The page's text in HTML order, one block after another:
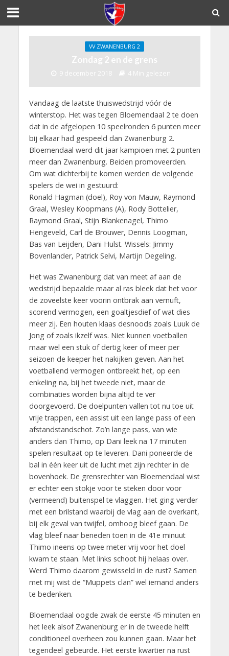
VV ZWANENBURG 2
Zondag 2 en de grens
9 december 2018 4 Min gelezen
Vandaag de laatste thuiswedstrijd vóór de
winterstop. Het was tegen Bloemendaal 2 te doen
dat in de afgelopen 10 speelronden 6 punten meer
bij elkaar had gespeeld dan Zwanenburg 2.
Bloemendaal werd dit jaar kampioen met 2 punten
meer dan Zwanenburg. Beiden promoveerden.
Om wat dichterbij te komen werden de volgende
spelers de wei in gestuurd:
Ronald Hagman (doel), Roy von Mauw, Raymond
Graal, Wesley Koopmans (A), Rody Bottelier,
Raymond Graal, Stijn Blankenagel, Thimo
Hengeveld, Carl de Brouwer, Dennis Loogman,
Bas van Leijden, Dani Hulst. Wissels: Jimmy
Bovenlander, Patrick Selvi, Martijn Degeling.
Het was Zwanenburg dat van meet af aan de
wedstrijd bepaalde maar al ras bleek dat het voor
de zoveelste keer voorin ontbrak aan vernuft,
scorend vermogen, een goaltjesdief of wat dies
meer zij. Een houten klaas desnoods zoals Luuk de
Jong of zoals ikzelf was. Niet kunnen voetballen
maar wel een stuk of dertig keer of meer per
seizoen de keeper het nakijken geven. Aan het
voetballend vermogen ontbreekt het, op een
enkeling na, bij het tweede niet, maar de
combinaties worden bijna altijd te ver
doorgevoerd. De doelpunten vallen tot nu toe uit
vrije trappen, een assist uit een lange pass of een
afstandstandschot. Zo’n lange pass, van wie
anders dan Thimo, op Dani leek na 17 minuten
spelen resultaat op te leveren. Dani poneerde de
bal in één keer uit de lucht met zijn rechter in de
bovenhoek. De grensrechter van Bloemendaal wist
er echter een stokje voor te steken door voor
(vermeend) buitenspel te vlaggen. Het ging verder
met een brilstand waarbij de vlag aan de overkant,
bij elk geval van twijfel, omhoog bleef gaan. De
vlag bleef naar beneden toen in de 41e minuut
Thimo ineens op twee meter vrij voor het doel
kwam te staan. Met links schoot hij helaas over.
Werd Thimo daarom gewisseld in de rust? Samen
met mij wist de “Muppets clan” wel iemand anders
te bedenken.
Bloemendaal oogde zwak de eerste 45 minuten en
het leek alsof Zwanenburg er in de tweede helft
conditioneel overheen zou kunnen gaan. Maar het
tegendeel gebeurde. Het eerste kwartier na rust